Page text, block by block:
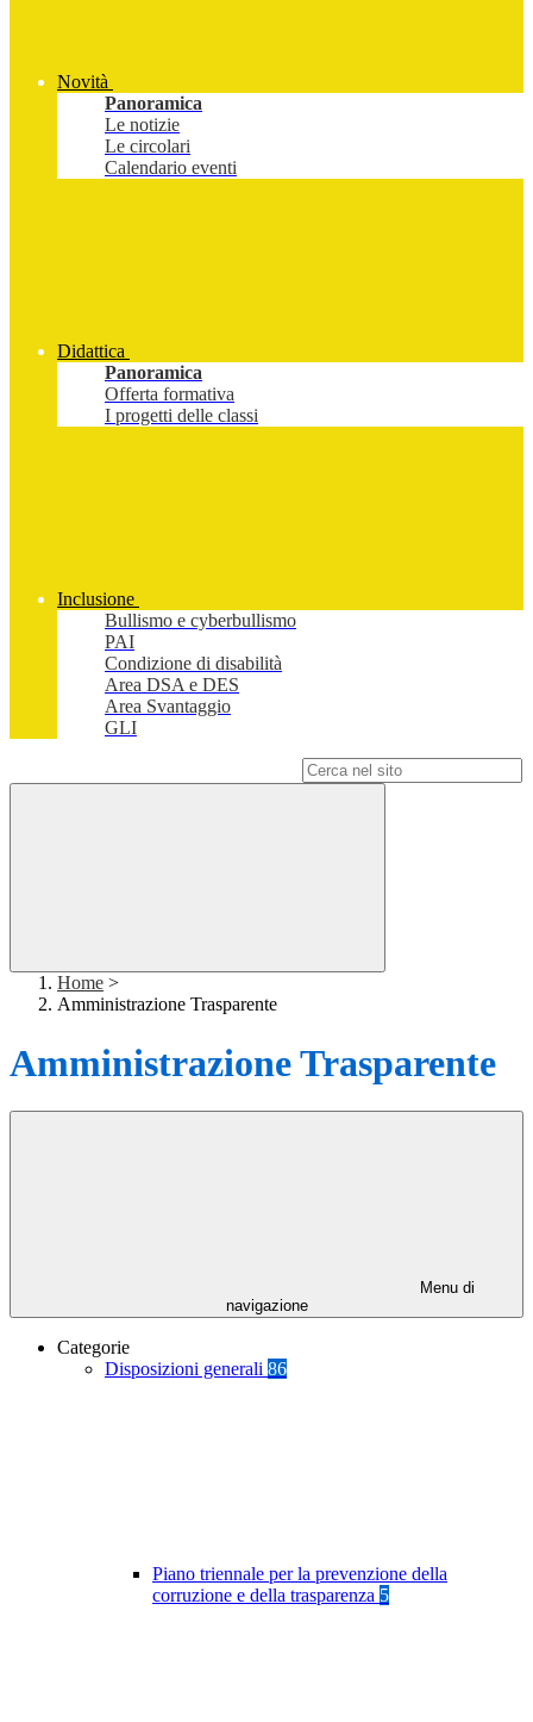
Novità
Panoramica
Le notizie
Le circolari
Calendario eventi
Didattica
Panoramica
Offerta formativa
I progetti delle classi
Inclusione
Bullismo e cyberbullismo
PAI
Condizione di disabilità
Area DSA e DES
Area Svantaggio
GLI
Home >
Amministrazione Trasparente
Amministrazione Trasparente
Menu di
navigazione
Categorie
Disposizioni generali 86
Piano triennale per la prevenzione della
corruzione e della trasparenza 5